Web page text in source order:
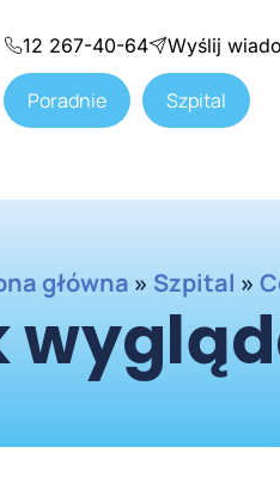
12 267-40-64 Wyślij
Poradnie Szpital
główna » Szpital »